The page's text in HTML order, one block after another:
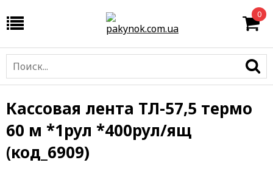
0
Кассовая лента ТЛ-57,5 термо
60 м *1рул *400рул/ящ
(код_6909)